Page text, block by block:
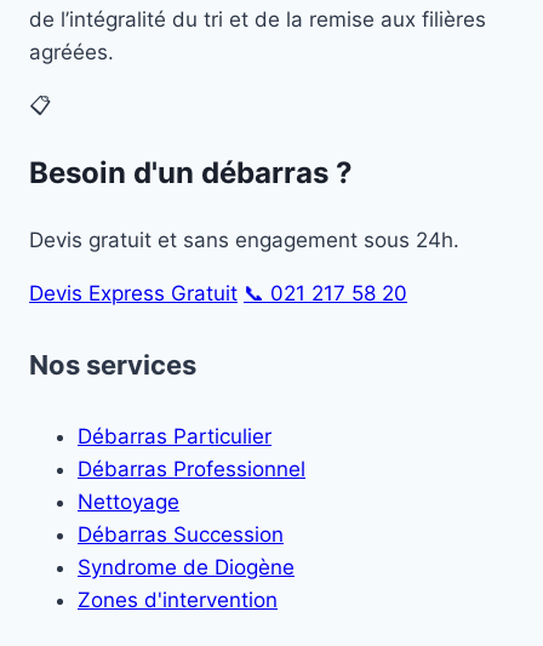
de l’intégralité du tri et de la remise aux filières
agréées.
📋
Besoin d'un débarras ?
Devis gratuit et sans engagement sous 24h.
Devis Express Gratuit 📞 021 217 58 20
Nos services
Débarras Particulier
Débarras Professionnel
Nettoyage
Débarras Succession
Syndrome de Diogène
Zones d'intervention